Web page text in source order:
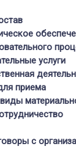
услуги
приема
с